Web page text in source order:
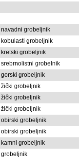
navadni grobeljnik
kobulasti grobeljnik
kretski grobeljnik
srebrnolistni grobelnik
gorski grobeljnik
žički grobeljnik
žički grobeljnik
žički grobeljnik
obirski grobeljnik
obirski grobeljnik
kamni grobeljnik
grobeljnik